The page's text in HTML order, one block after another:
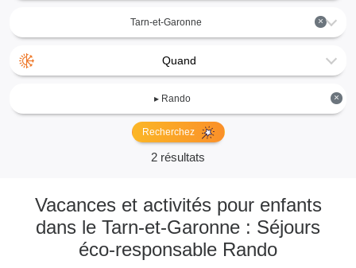
×
Tarn-et-Garonne
Quand
×
▸ Rando
Recherchez
2 résultats
Vacances et activités pour enfants
dans le Tarn-et-Garonne : Séjours
éco-responsable Rando